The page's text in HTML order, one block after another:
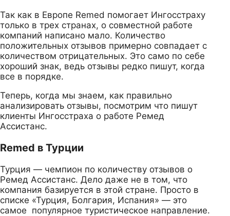
Так как в Европе Remed помогает Ингосстраху
только в трех странах, о совместной работе
компаний написано мало. Количество
положительных отзывов примерно совпадает с
количеством отрицательных. Это само по себе
хороший знак, ведь отзывы редко пишут, когда
все в порядке.
Теперь, когда мы знаем, как правильно
анализировать отзывы, посмотрим что пишут
клиенты Ингосстраха о работе Ремед
Ассистанс.
Remed в Турции
Турция — чемпион по количеству отзывов о
Ремед Ассистанс. Дело даже не в том, что
компания базируется в этой стране. Просто в
списке «Турция, Болгария, Испания» — это
самое популярное туристическое направление.